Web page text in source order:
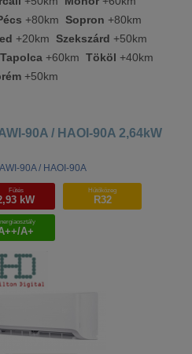
+80km Sopron +80km
+20km Szekszárd +50km
Tapolca +60km Tököl +40km
+50km
90A / HAOI-90A 2,64kW
90A / HAOI-90A
Fűtés
kW
Hűtőközeg
R32
A+